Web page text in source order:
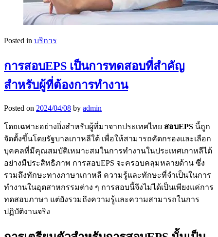
Posted in บริการ
การสอบEPS เป็นการทดสอบที่สำคัญ
สำหรับผู้ที่ต้องการทำงาน
Posted on 2024/04/08 by admin
โดยเฉพาะอย่างยิ่งสำหรับผู้ที่มาจากประเทศไทย สอบEPS นี้ถูก
จัดตั้งขึ้นโดยรัฐบาลเกาหลีใต้ เพื่อให้สามารถคัดกรองและเลือก
บุคคลที่มีคุณสมบัติเหมาะสมในการทำงานในประเทศเกาหลีได้
อย่างมีประสิทธิภาพ การสอบEPS จะครอบคลุมหลายด้าน ซึ่ง
รวมถึงทักษะทางภาษาเกาหลี ความรู้และทักษะที่จำเป็นในการ
ทำงานในอุตสาหกรรมต่าง ๆ การสอบนี้จึงไม่ได้เป็นเพียงแค่การ
ทดสอบภาษา แต่ยังรวมถึงความรู้และความสามารถในการ
ปฏิบัติงานจริง